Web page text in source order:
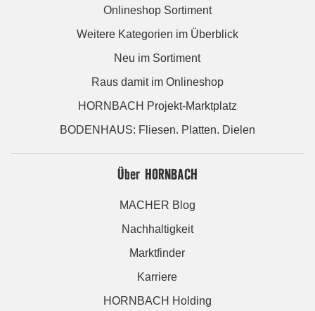
Onlineshop Sortiment
Weitere Kategorien im Überblick
Neu im Sortiment
Raus damit im Onlineshop
HORNBACH Projekt-Marktplatz
BODENHAUS: Fliesen. Platten. Dielen
Über HORNBACH
MACHER Blog
Nachhaltigkeit
Marktfinder
Karriere
HORNBACH Holding